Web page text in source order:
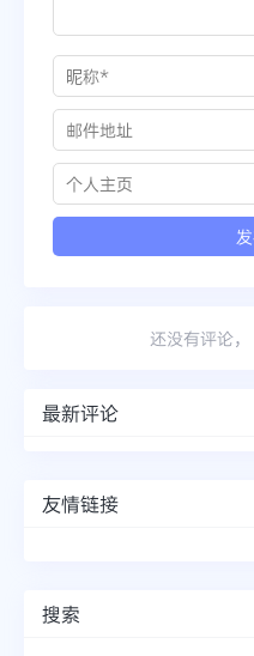
还没有评论
最新评论
友情链接
搜索